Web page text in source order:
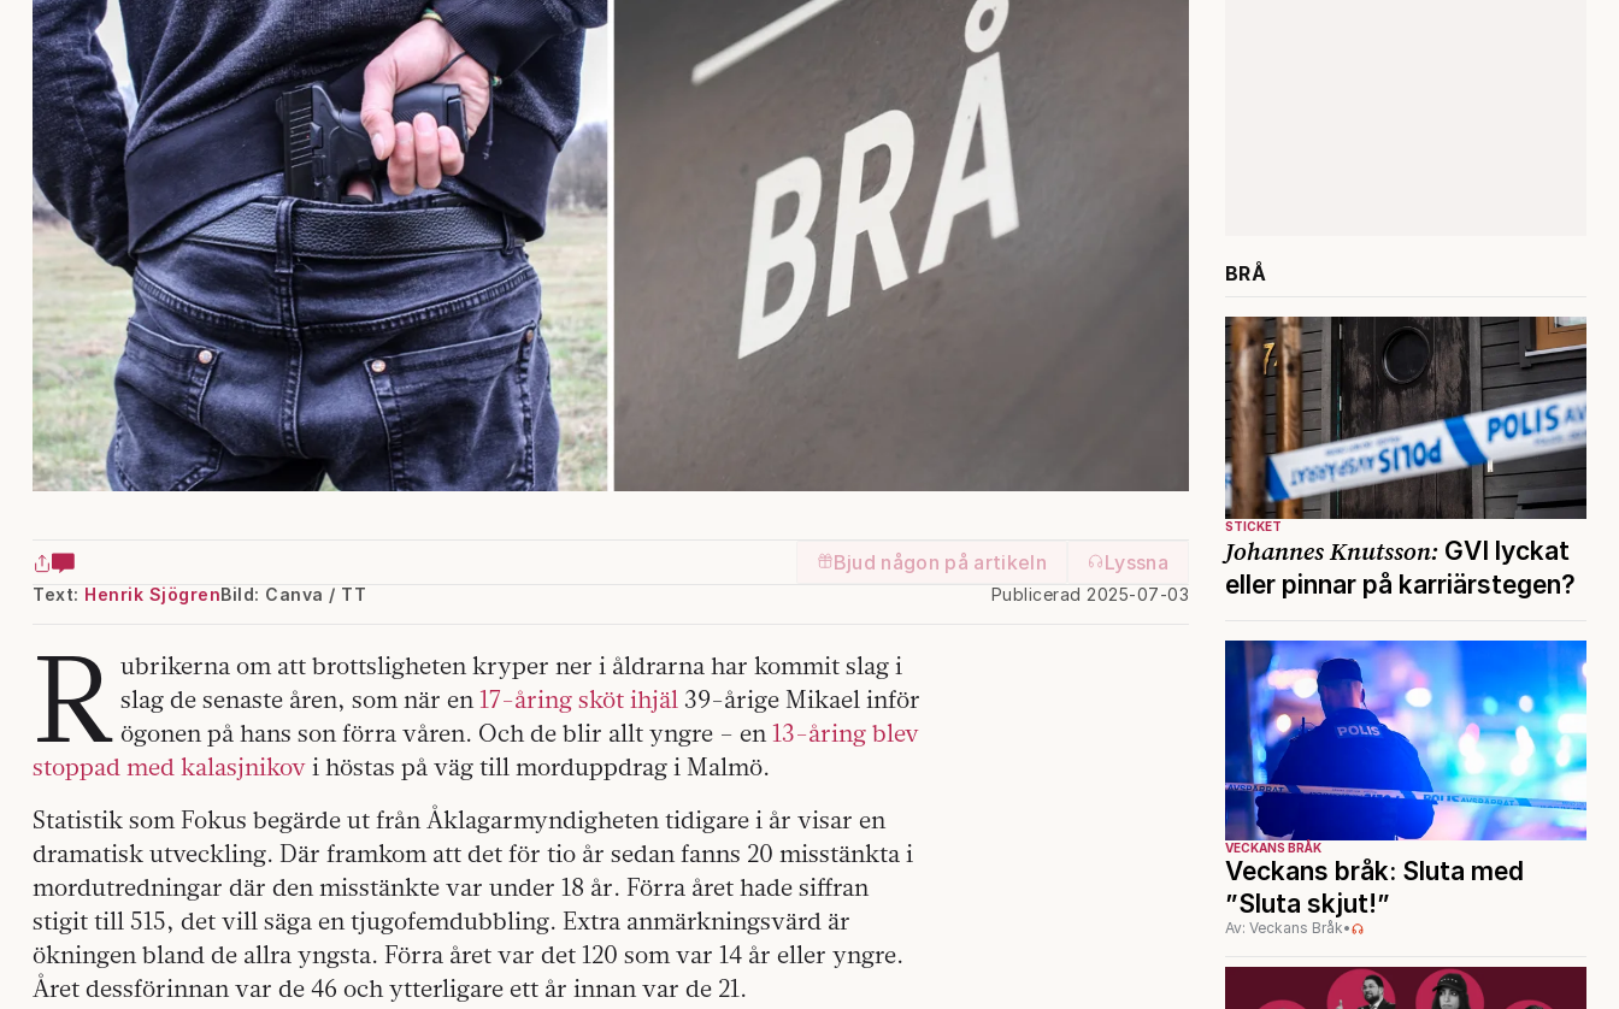
Bjud någon på artikeln Lyssna
Text: Henrik Sjögren Publicerad 2025-07-03
Bild: Canva / TT
R ubrikerna om att brottsligheten kryper ner i åldrarna har kommit slag i
slag de senaste åren, som när en17-åring sköt ihjäl 39-årige Mikael inför
ögonen på hans son förra våren. Och de blir allt yngre – en13-åring blev
stoppad med kalasjnikov i höstas på väg till morduppdrag i Malmö.
Statistik som Fokus begärde ut från Åklagarmyndigheten tidigare i år visar en
dramatisk utveckling. Där framkom att det för tio år sedan fanns 20 misstänkta i
mordutredningar där den misstänkte var under 18 år. Förra året hade siffran
stigit till 515, det vill säga en tjugofemdubbling. Extra anmärkningsvärd är
ökningen bland de allra yngsta. Förra året var det 120 som var 14 år eller yngre.
Året dessförinnan var de 46 och ytterligare ett år innan var de 21.
BRÅ
STICKET
Johannes Knutsson: GVI lyckat
eller pinnar på karriärstegen?
VECKANS BRÅK
Veckans bråk: Sluta med
”Sluta skjut!”
Av: Veckans Bråk•